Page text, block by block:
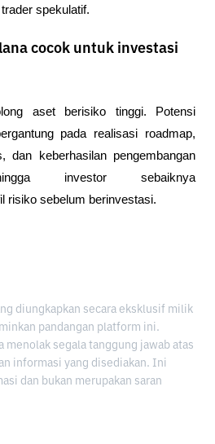
spekulatif.
cocok untuk investasi
aset berisiko tinggi. Potensi
pada realisasi roadmap,
dan keberhasilan pengembangan
investor sebaiknya
risiko sebelum berinvestasi.
diungkapkan secara eksklusif milik
pandangan platform ini.
menolak segala tanggung jawab atas
informasi yang disediakan. Ini
dan bukan merupakan saran